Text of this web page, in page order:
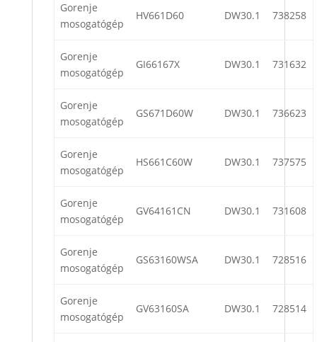
Gorenje
mosogatógép
HV661D60 DW30.1 738258
Gorenje
mosogatógép
GI66167X DW30.1 731632
Gorenje
mosogatógép
GS671D60W DW30.1 736623
Gorenje
mosogatógép
HS661C60W DW30.1 737575
Gorenje
mosogatógép
GV64161CN DW30.1 731608
Gorenje
mosogatógép
GS63160WSA DW30.1 728516
Gorenje
mosogatógép
GV63160SA DW30.1 728514